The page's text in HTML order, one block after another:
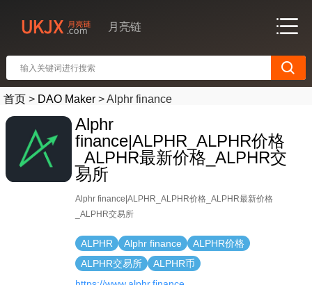
月亮链
首页 > DAO Maker >Alphr finance
Alphr
finance|ALPHR_ALPHR价格
_ALPHR最新价格_ALPHR交
易所
Alphr finance|ALPHR_ALPHR价格_ALPHR最新价格
_ALPHR交易所
ALPHR Alphr finance
ALPHR价格
ALPHR交易所
ALPHR币